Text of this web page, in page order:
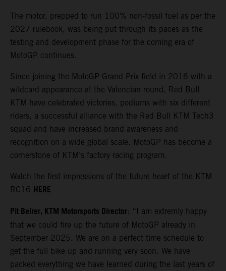
The motor, prepped to run 100% non-fossil fuel as per the
2027 rulebook, was being put through its paces as the
testing and development phase for the coming era of
MotoGP continues.
Since joining the MotoGP Grand Prix field in 2016 with a
wildcard appearance at the Valencian round, Red Bull
KTM have celebrated victories, podiums with six different
riders, a successful alliance with the Red Bull KTM Tech3
squad and have increased brand awareness and
recognition on a wide global scale. MotoGP has become a
cornerstone of KTM’s factory racing program.
Watch the first impressions of the future heart of the KTM
RC16 HERE
Pit Beirer, KTM Motorsports Director: “I am extremly happy
that we could fire up the future of MotoGP already in
September 2025. We are on a perfect time schedule to
get the full bike up and running very soon. We have
packed everything we have learned during the last years of